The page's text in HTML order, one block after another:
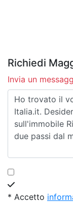
Richiedi
Invia un
* Accetto